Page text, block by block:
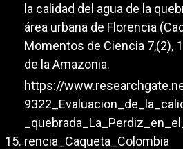
la calidad del agua de la
área urbana de Florencia
Momentos de Ciencia 7,(2),
de la Amazonia.
https://
rencia_Caqueta_Colombia